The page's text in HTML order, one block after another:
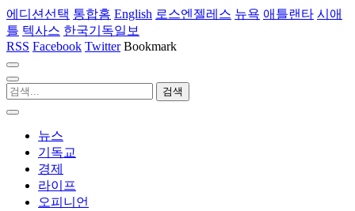
에디션선택 통합홈 English 로스엔젤레스 뉴욕 애틀랜타 시애
틀 텍사스 한국기독일보
RSS Facebook Twitter Bookmark
뉴스
기독교
경제
라이프
오피니언